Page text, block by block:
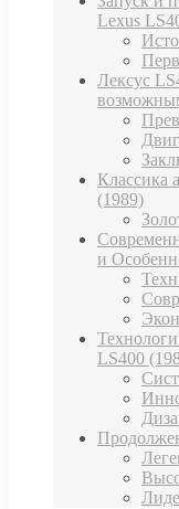
Lexus
Лексус
Классика
(1989)
и
LS400